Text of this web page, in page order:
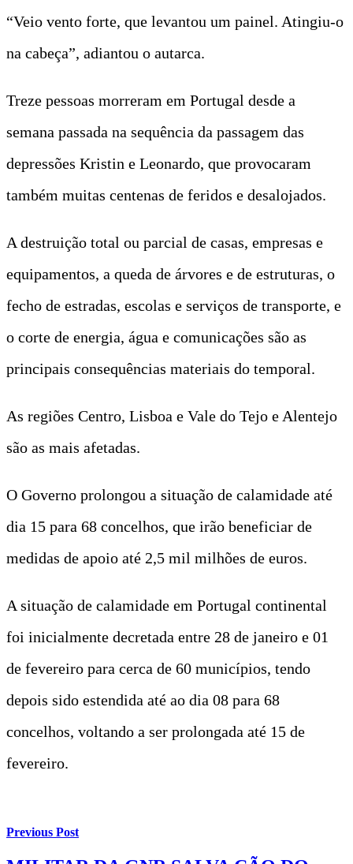
“Veio vento forte, que levantou um painel. Atingiu-o
na cabeça”, adiantou o autarca.
Treze pessoas morreram em Portugal desde a
semana passada na sequência da passagem das
depressões Kristin e Leonardo, que provocaram
também muitas centenas de feridos e desalojados.
A destruição total ou parcial de casas, empresas e
equipamentos, a queda de árvores e de estruturas, o
fecho de estradas, escolas e serviços de transporte, e
o corte de energia, água e comunicações são as
principais consequências materiais do temporal.
As regiões Centro, Lisboa e Vale do Tejo e Alentejo
são as mais afetadas.
O Governo prolongou a situação de calamidade até
dia 15 para 68 concelhos, que irão beneficiar de
medidas de apoio até 2,5 mil milhões de euros.
A situação de calamidade em Portugal continental
foi inicialmente decretada entre 28 de janeiro e 01
de fevereiro para cerca de 60 municípios, tendo
depois sido estendida até ao dia 08 para 68
concelhos, voltando a ser prolongada até 15 de
fevereiro.
Previous Post